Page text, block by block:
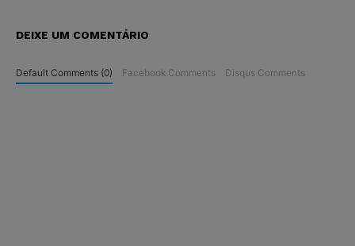
DEIXE UM COMENTÁRIO
Default Comments (0) Facebook Comments Disqus Comments